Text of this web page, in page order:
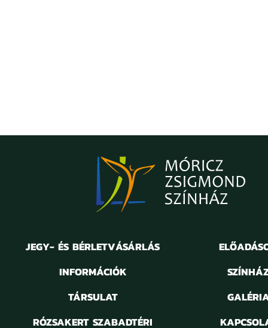
JEGY- ÉS BÉRLETVÁSÁRLÁS
INFORMÁCIÓK
TÁRSULAT
RÓZSAKERT SZABADTÉRI